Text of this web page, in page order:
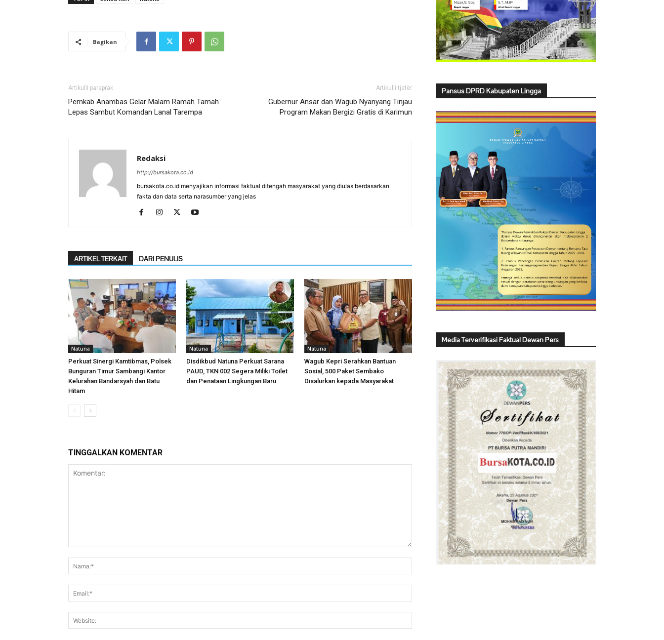
Bagikan
Artikulli paraprak
Pemkab Anambas Gelar Malam Ramah Tamah
Lepas Sambut Komandan Lanal Tarempa
Artikulli tjetër
Gubernur Ansar dan Wagub Nyanyang Tinjau
Program Makan Bergizi Gratis di Karimun
Redaksi
http://bursakota.co.id
bursakota.co.id menyajikan informasi faktual ditengah masyarakat yang diulas berdasarkan
fakta dan data serta narasumber yang jelas
ARTIKEL TERKAIT DARI PENULIS
Natuna
Perkuat Sinergi Kamtibmas, Polsek
Bunguran Timur Sambangi Kantor
Kelurahan Bandarsyah dan Batu
Hitam
Natuna
Disdikbud Natuna Perkuat Sarana
PAUD, TKN 002 Segera Miliki Toilet
dan Penataan Lingkungan Baru
Natuna
Wagub Kepri Serahkan Bantuan
Sosial, 500 Paket Sembako
Disalurkan kepada Masyarakat
TINGGALKAN KOMENTAR
Pansus DPRD Kabupaten Lingga
Media Terverifikasi Faktual Dewan Pers